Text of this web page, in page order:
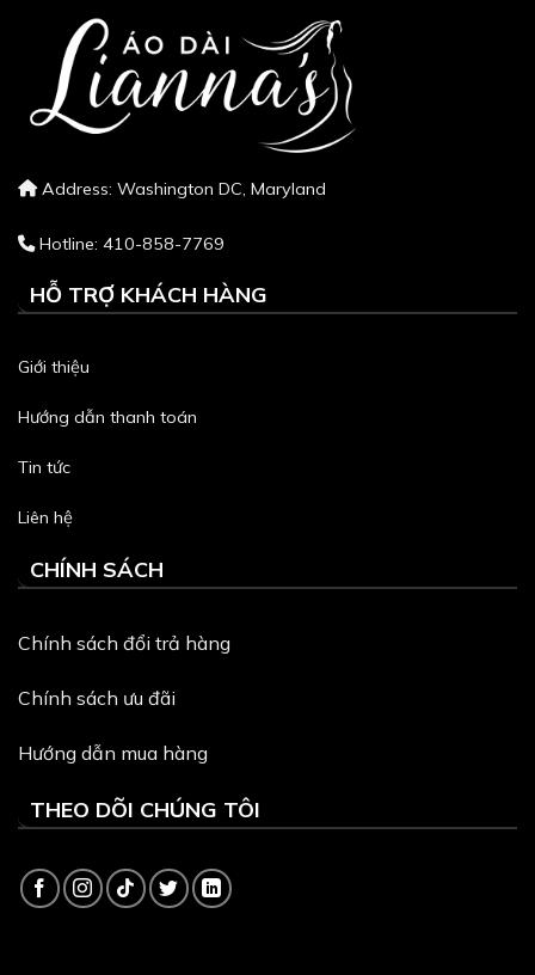
Address: Washington DC, Maryland
Hotline: 410-858-7769
HỖ TRỢ KHÁCH HÀNG
Giới thiệu
Hướng dẫn thanh toán
Tin tức
Liên hệ
CHÍNH SÁCH
Chính sách đổi trả hàng
Chính sách ưu đãi
Hướng dẫn mua hàng
THEO DÕI CHÚNG TÔI